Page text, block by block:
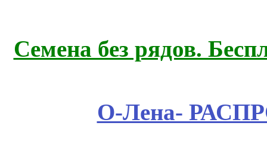
Семена без рядов.
О-Лена-